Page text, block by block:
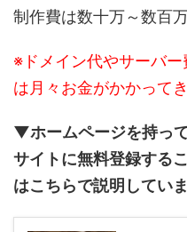
制作費は数十万～数百
※ドメイン代やサーバ
は月々お金がかかってき
▼ホームページを持っ
サイトに無料登録する
はこちらで説明していま